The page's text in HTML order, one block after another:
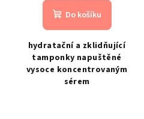
Do košíku
hydratační a zklidňující
tamponky napuštěné
vysoce koncentrovaným
sérem